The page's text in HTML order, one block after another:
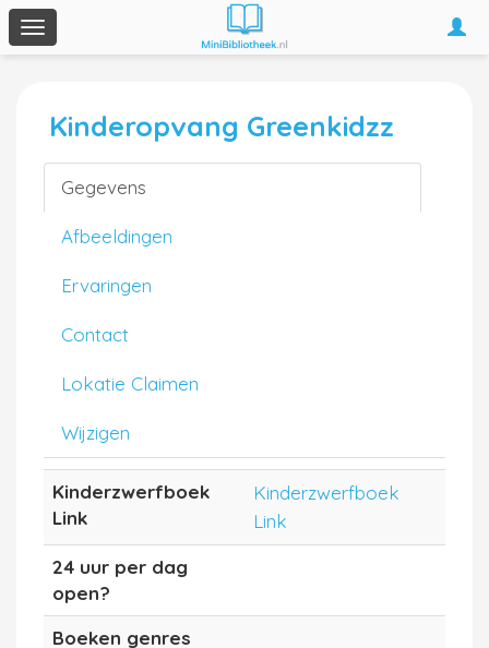
Toggle
navigation
Kinderopvang Greenkidzz
Gegevens
Afbeeldingen
Ervaringen
Contact
Lokatie Claimen
Wijzigen
Kinderzwerfboek
Link
Kinderzwerfboek
Link
24 uur per dag
open?
Boeken genres